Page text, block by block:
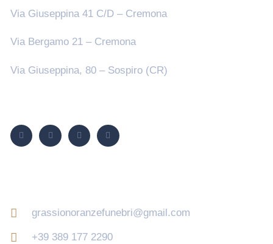
Via Giuseppina 41 C/D – Cremona
Via Bergamo 21 – Cremona
Via Giuseppina, 80 – Sospiro (CR)
grassionoranzefunebri@gmail.com
+39 389 177 2290